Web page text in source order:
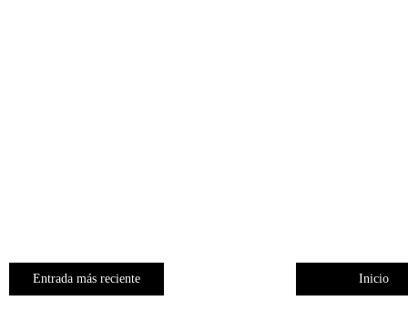
Entrada más reciente Inicio